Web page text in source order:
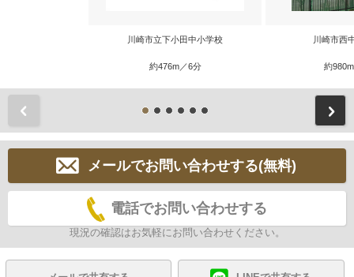
川崎市立下小田中小学校
約476m／6分
川崎市西
約
メールでお問い合わせする(無料)
電話でお問い合わせする
現況の確認はお気軽にお問い合わせください。